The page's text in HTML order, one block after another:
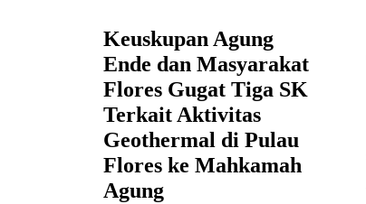
Keuskupan Agung
Ende dan Masyarakat
Flores Gugat Tiga SK
Terkait Aktivitas
Geothermal di Pulau
Flores ke Mahkamah
Agung